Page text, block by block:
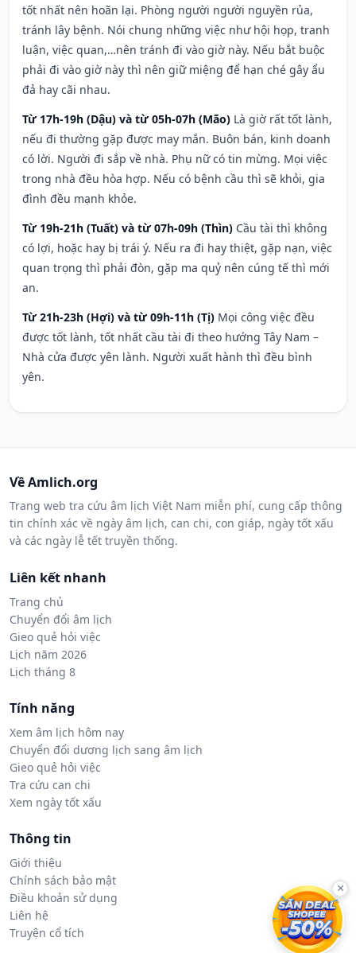
tốt nhất nên hoãn lại. Phòng người người nguyền rủa,
tránh lây bệnh. Nói chung những việc như hội họp, tranh
luận, việc quan,…nên tránh đi vào giờ này. Nếu bắt buộc
phải đi vào giờ này thì nên giữ miệng để hạn ché gây ẩu
đả hay cãi nhau.
Từ 17h-19h (Dậu) và từ 05h-07h (Mão) Là giờ rất tốt lành,
nếu đi thường gặp được may mắn. Buôn bán, kinh doanh
có lời. Người đi sắp về nhà. Phụ nữ có tin mừng. Mọi việc
trong nhà đều hòa hợp. Nếu có bệnh cầu thì sẽ khỏi, gia
đình đều mạnh khỏe.
Từ 19h-21h (Tuất) và từ 07h-09h (Thìn) Cầu tài thì không
có lợi, hoặc hay bị trái ý. Nếu ra đi hay thiệt, gặp nạn, việc
quan trọng thì phải đòn, gặp ma quỷ nên cúng tế thì mới
an.
Từ 21h-23h (Hợi) và từ 09h-11h (Tị) Mọi công việc đều
được tốt lành, tốt nhất cầu tài đi theo hướng Tây Nam –
Nhà cửa được yên lành. Người xuất hành thì đều bình
yên.
Về Amlich.org
Trang web tra cứu âm lịch Việt Nam miễn phí, cung cấp thông
tin chính xác về ngày âm lịch, can chi, con giáp, ngày tốt xấu
và các ngày lễ tết truyền thống.
Liên kết nhanh
Trang chủ
Chuyển đổi âm lịch
Gieo quẻ hỏi việc
Lịch năm 2026
Lịch tháng 8
Tính năng
Xem âm lịch hôm nay
Chuyển đổi dương lịch sang âm lịch
Gieo quẻ hỏi việc
Tra cứu can chi
Xem ngày tốt xấu
Thông tin
Giới thiệu
Chính sách bảo mật
Điều khoản sử dụng
Liên hệ
Truyện cổ tích
×